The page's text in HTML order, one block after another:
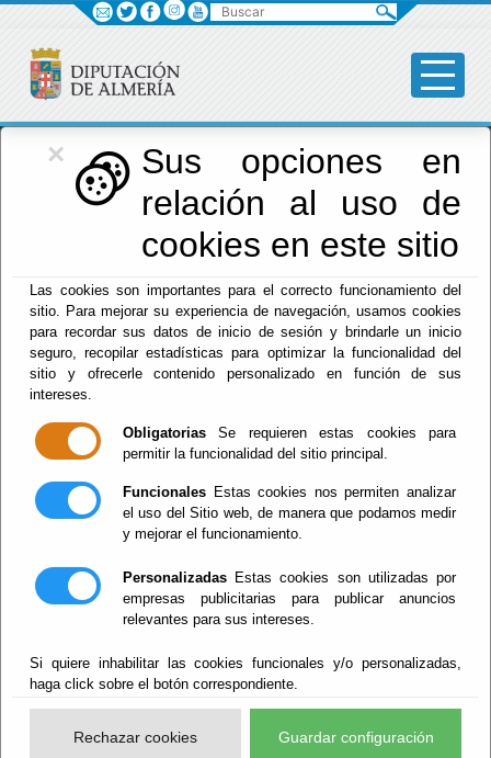
×
Sus opciones en
relación al uso de
cookies en este sitio
Las cookies son importantes para el correcto funcionamiento del
sitio. Para mejorar su experiencia de navegación, usamos cookies
para recordar sus datos de inicio de sesión y brindarle un inicio
seguro, recopilar estadísticas para optimizar la funcionalidad del
sitio y ofrecerle contenido personalizado en función de sus
intereses.
Obligatorias Se requieren estas cookies para
permitir la funcionalidad del sitio principal.
Funcionales Estas cookies nos permiten analizar
el uso del Sitio web, de manera que podamos medir
y mejorar el funcionamiento.
Personalizadas Estas cookies son utilizadas por
empresas publicitarias para publicar anuncios
relevantes para sus intereses.
Si quiere inhabilitar las cookies funcionales y/o personalizadas,
haga click sobre el botón correspondiente.
Rechazar cookies Guardar configuración
Diputación
Menú Diputación
Escuchar
XXXIII EDICIÓN DÍA
DE LA BICICLETA.
Del : 28/07/2026 Al: 16/08/2026
Perido: 08 - Agosto
Tipo: Deportes
Ver evento
29º MARATÓN
DEPORTIVO
Del : 25/07/2026 Al: 31/08/2026
Lugar: Garrucha
Tipo: Deportes
Buscar